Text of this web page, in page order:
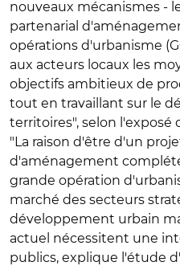
nouveaux mécanismes -
partenarial
opérations d'urbanisme
aux acteurs locaux les
objectifs ambitieux de
tout en travaillant sur le
territoires", selon l'exposé
"La raison d'être d'un
d'aménagement
grande opération
marché des secteurs
développement urbain
actuel nécessitent une
publics, explique l'étude